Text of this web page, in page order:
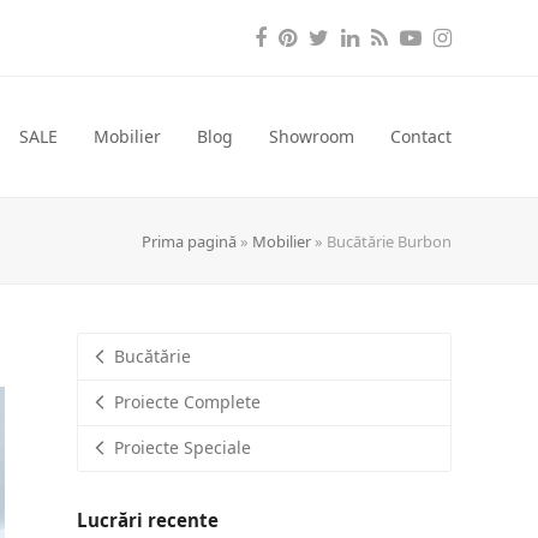
Facebook
Pinterest
Twitter
LinkedIn
RSSYouTube
SALE Mobilier Blog Showroom Contact
Prima pagină » Mobilier » Bucătărie Burbon
Bucătărie
Proiecte Complete
Proiecte Speciale
Lucrări recente